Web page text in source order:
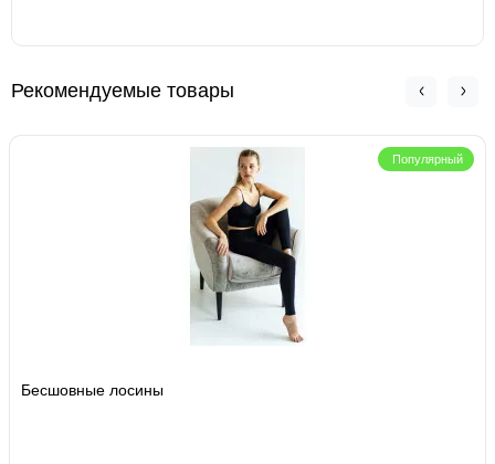
Рекомендуемые товары
Популярный
Бесшовные лосины